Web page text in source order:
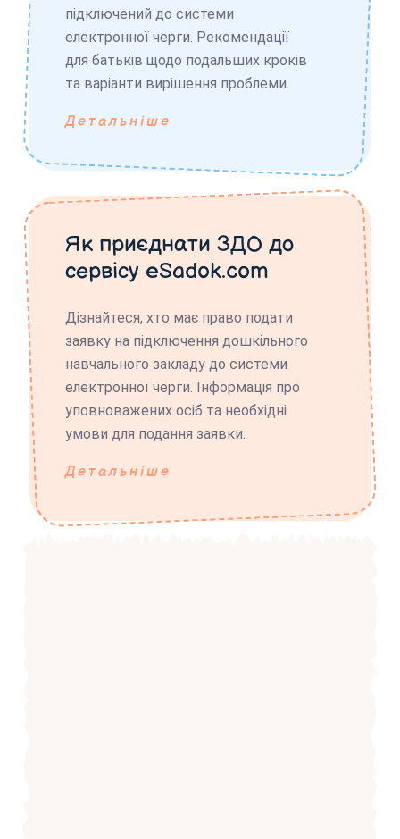
підключений до системи
електронної черги. Рекомендації
для батьків щодо подальших кроків
та варіанти вирішення проблеми.
Детальніше
Як приєднати ЗДО до
сервісу eSadok.com
Дізнайтеся, хто має право подати
заявку на підключення дошкільного
навчального закладу до системи
електронної черги. Інформація про
уповноважених осіб та необхідні
умови для подання заявки.
Детальніше